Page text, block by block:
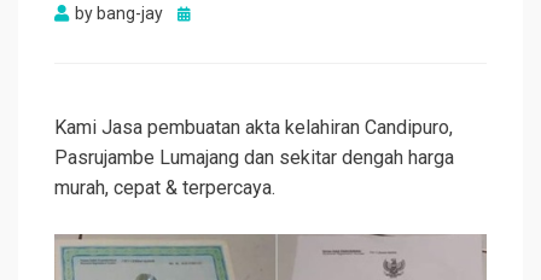
by bang-jay
Posted
Kami Jasa pembuatan akta kelahiran Candipuro,
Pasrujambe Lumajang dan sekitar dengah harga
murah, cepat & terpercaya.